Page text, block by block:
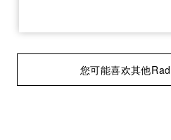
您可能喜欢其他